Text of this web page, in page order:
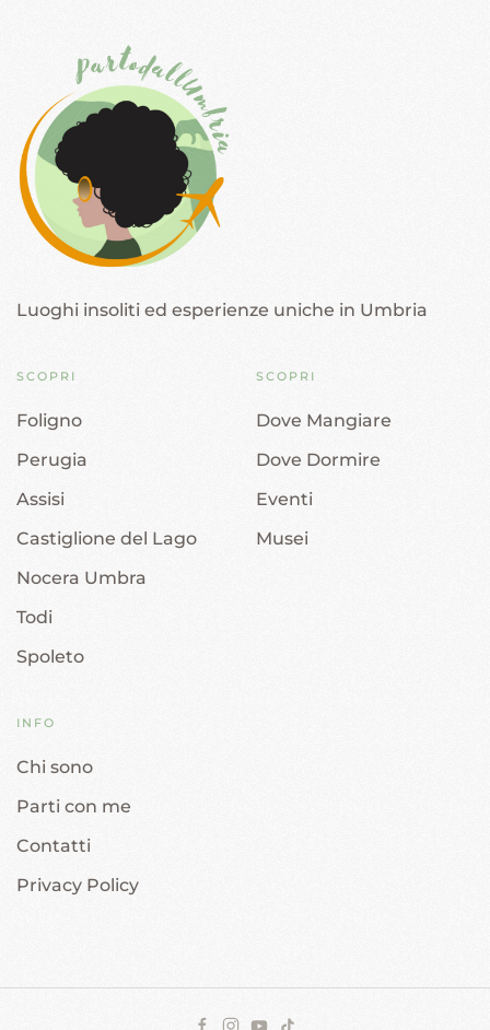
Luoghi insoliti ed esperienze uniche in Umbria
SCOPRI
Foligno
Perugia
Assisi
Castiglione del Lago
Nocera Umbra
Todi
Spoleto
SCOPRI
Dove Mangiare
Dove Dormire
Eventi
Musei
INFO
Chi sono
Parti con me
Contatti
Privacy Policy